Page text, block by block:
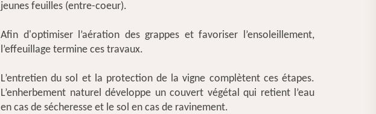
jeunes feuilles (entre-coeur).
Afin d'optimiser l’aération des grappes et favoriser l’ensoleillement,
l’effeuillage termine ces travaux.
L’entretien du sol et la protection de la vigne complètent ces étapes.
L’enherbement naturel développe un couvert végétal qui retient l’eau
en cas de sécheresse et le sol en cas de ravinement.